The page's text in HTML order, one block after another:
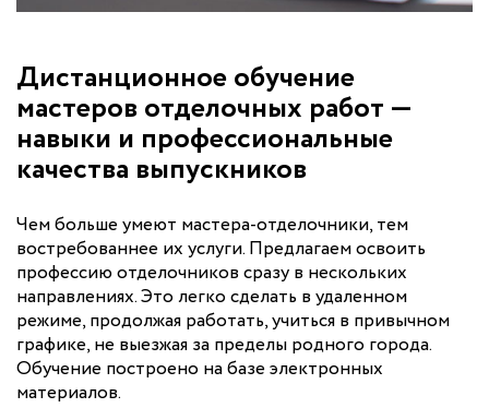
Дистанционное обучение
мастеров отделочных работ —
навыки и профессиональные
качества выпускников
Чем больше умеют мастера-отделочники, тем
востребованнее их услуги. Предлагаем освоить
профессию отделочников сразу в нескольких
направлениях. Это легко сделать в удаленном
режиме, продолжая работать, учиться в привычном
графике, не выезжая за пределы родного города.
Обучение построено на базе электронных
материалов.